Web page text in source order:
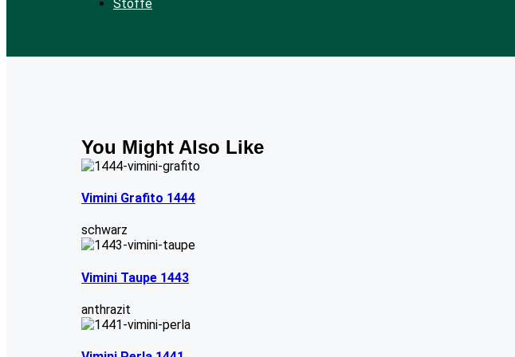
Stoffe
You Might Also Like
Vimini Grafito 1444
schwarz
Vimini Taupe 1443
anthrazit